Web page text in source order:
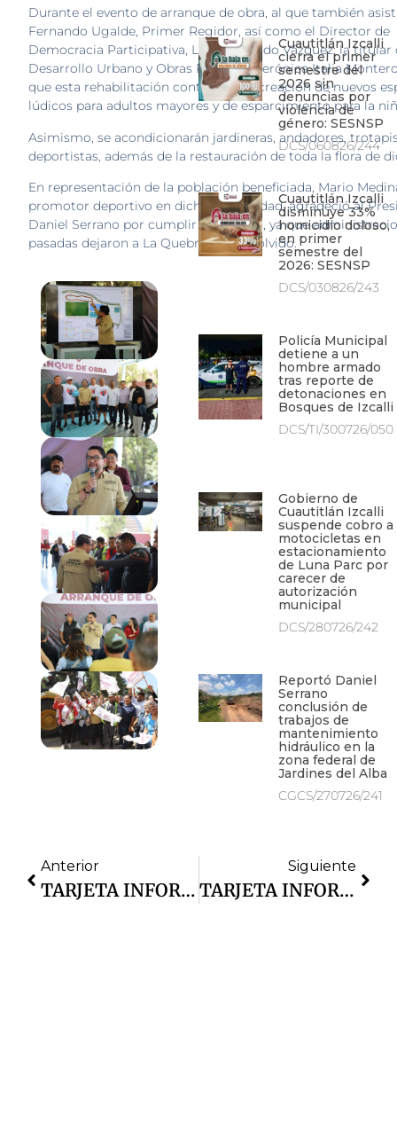
Durante el evento de arranque de obra, al que también
Fernando Ugalde, Primer Regidor, así como el Director de
Democracia Participativa, Luis Fernando Vázquez; la titular
Desarrollo Urbano y Obras Públicas, Verónica Italia
que esta rehabilitación contempla la creación de nuevos
lúdicos para adultos mayores y de esparcimiento para la
Asimismo, se acondicionarán jardineras, andadores,
deportistas, además de la restauración de toda la flora de
En representación de la población beneficiada, Mario
promotor deportivo en dicha comunidad, agradeció al
Daniel Serrano por cumplir su palabra, ya que
pasadas dejaron a La Quebrada en el olvido.
Cuautitlán Izcalli
cierra el primer
semestre del
2026 sin
denuncias por
violencia de
género: SESNSP
DCS/060826/244
Cuautitlán Izcalli
disminuye 33%
homicidio doloso,
en primer
semestre del
2026: SESNSP
DCS/030826/243
Policía Municipal
detiene a un
hombre armado
tras reporte de
detonaciones en
Bosques de Izcalli
DCS/TI/300726/050
Gobierno de
Cuautitlán Izcalli
suspende cobro a
motocicletas en
estacionamiento
de Luna Parc por
carecer de
autorización
municipal
DCS/280726/242
Reportó Daniel
Serrano
conclusión de
trabajos de
mantenimiento
hidráulico en la
zona federal de
Jardines del Alba
CGCS/270726/241
Anterior
TARJETA INFORMATIVA | Se Realizan Maniobras Para Rescatar El Cuerpo De Una Persona En San Francisco Tepojaco
Siguiente
TARJETA INFORMATIVA